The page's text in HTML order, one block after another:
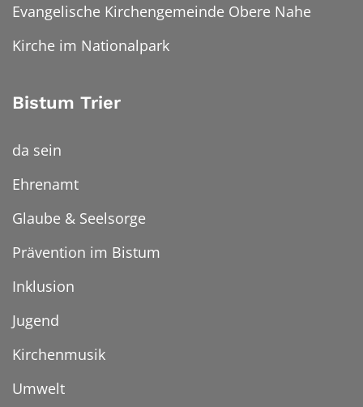
Evangelische Kirchengemeinde Obere Nahe
Kirche im Nationalpark
Bistum Trier
da sein
Ehrenamt
Glaube & Seelsorge
Prävention im Bistum
Inklusion
Jugend
Kirchenmusik
Umwelt